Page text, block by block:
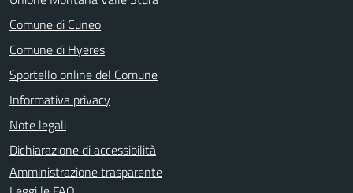
Comune di Cuneo
Comune di Hyeres
Sportello online del Comune
Informativa privacy
Note legali
Dichiarazione di accessibilità
Amministrazione trasparente